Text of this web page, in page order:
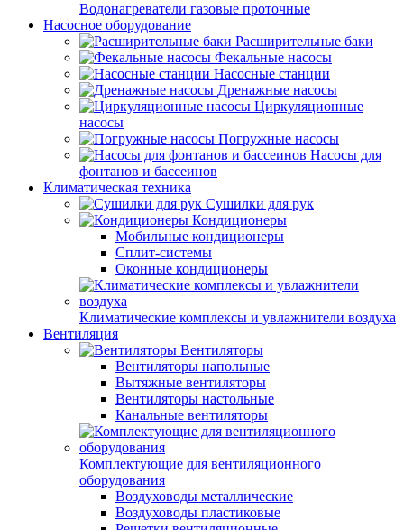
Водонагреватели газовые проточные
Насосное оборудование
Расширительные баки
Фекальные насосы
Насосные станции
Дренажные насосы
Циркуляционные
насосы
Погружные насосы
Насосы для
фонтанов и бассеинов
Климатическая техника
Сушилки для рук
Кондиционеры
Мобильные кондиционеры
Сплит-системы
Оконные кондиционеры
Климатические комплексы и увлажнители воздуха
Вентиляция
Вентиляторы
Вентиляторы напольные
Вытяжные вентиляторы
Вентиляторы настольные
Канальные вентиляторы
Комплектующие для вентиляционного
оборудования
Воздуховоды металлические
Воздуховоды пластиковые